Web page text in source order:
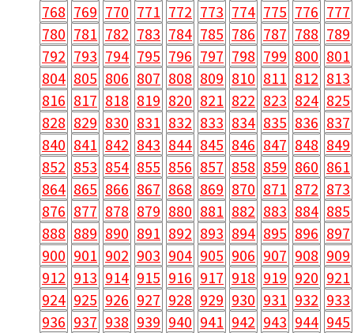
768 769 770 771 772 773 774 775 776 777
780 781 782 783 784 785 786 787 788 789
792 793 794 795 796 797 798 799 800 801
804 805 806 807 808 809 810 811 812 813
816 817 818 819 820 821 822 823 824 825
828 829 830 831 832 833 834 835 836 837
840 841 842 843 844 845 846 847 848 849
852 853 854 855 856 857 858 859 860 861
864 865 866 867 868 869 870 871 872 873
876 877 878 879 880 881 882 883 884 885
888 889 890 891 892 893 894 895 896 897
900 901 902 903 904 905 906 907 908 909
912 913 914 915 916 917 918 919 920 921
924 925 926 927 928 929 930 931 932 933
936 937 938 939 940 941 942 943 944 945